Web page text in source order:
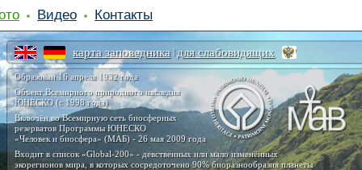
карта заповедника | для слабовидящих
Образован 16 апреля 1932 года
Объект Всемирного природного наследия
ЮНЕСКО (с 1998 года)
Включён во Всемирную сеть биосферных
резерватов Программы ЮНЕСКО
«Человек и биосфера» (МАБ) - 26 мая 2009 года
Входит в список «Global-200» - девственных или мало изменённых
экорегионов мира, в которых сосредоточено 90% биоразнообразия планеты
Видео Контакты